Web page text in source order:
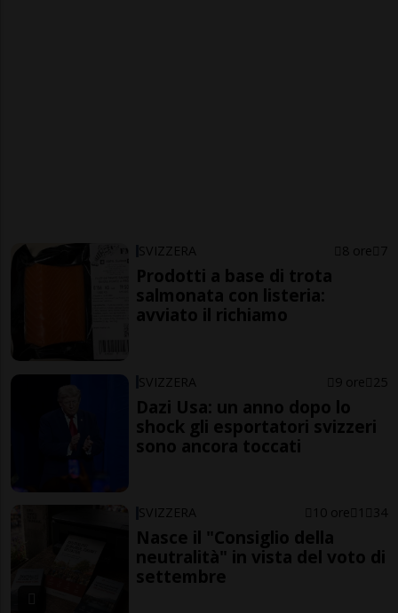
SVIZZERA 8 ore 7
Prodotti a base di trota
salmonata con listeria:
avviato il richiamo
SVIZZERA 9 ore 25
Dazi Usa: un anno dopo lo
shock gli esportatori svizzeri
sono ancora toccati
SVIZZERA 10 ore 1 34
Nasce il "Consiglio della
neutralità" in vista del voto di
settembre